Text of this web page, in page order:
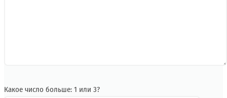
Какое число больше: 1 или 3?